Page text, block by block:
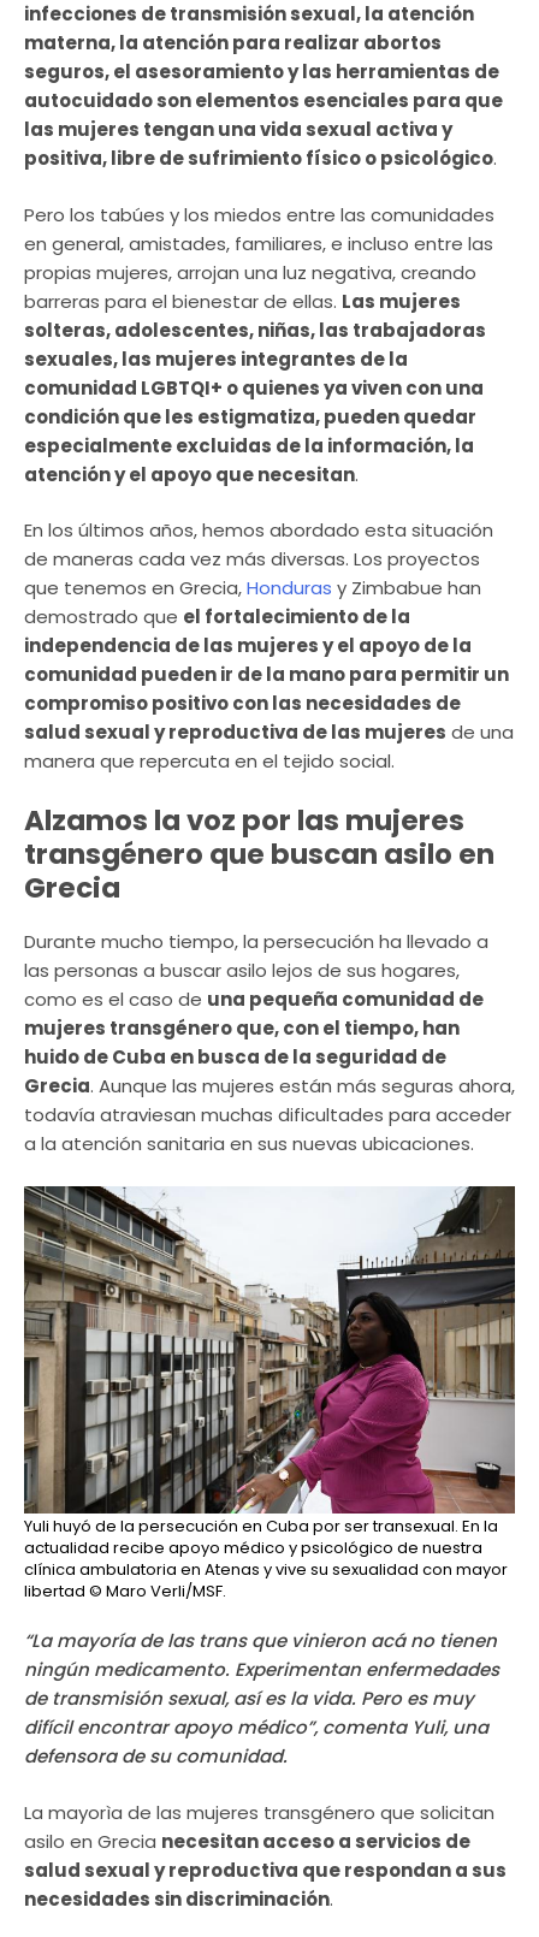
infecciones de transmisión sexual, la atención
materna, la atención para realizar abortos
seguros, el asesoramiento y las herramientas de
autocuidado son elementos esenciales para que
las mujeres tengan una vida sexual activa y
positiva, libre de sufrimiento físico o psicológico.
Pero los tabúes y los miedos entre las comunidades
en general, amistades, familiares, e incluso entre las
propias mujeres, arrojan una luz negativa, creando
barreras para el bienestar de ellas. Las mujeres
solteras, adolescentes, niñas, las trabajadoras
sexuales, las mujeres integrantes de la
comunidad LGBTQI+ o quienes ya viven con una
condición que les estigmatiza, pueden quedar
especialmente excluidas de la información, la
atención y el apoyo que necesitan.
En los últimos años, hemos abordado esta situación
de maneras cada vez más diversas. Los proyectos
que tenemos en Grecia,Honduras y Zimbabue han
demostrado que el fortalecimiento de la
independencia de las mujeres y el apoyo de la
comunidad pueden ir de la mano para permitir un
compromiso positivo con las necesidades de
salud sexual y reproductiva de las mujeres de una
manera que repercuta en el tejido social.
Alzamos la voz por las mujeres
transgénero que buscan asilo en
Grecia
Durante mucho tiempo, la persecución ha llevado a
las personas a buscar asilo lejos de sus hogares,
como es el caso de una pequeña comunidad de
mujeres transgénero que, con el tiempo, han
huido de Cuba en busca de la seguridad de
Grecia. Aunque las mujeres están más seguras ahora,
todavía atraviesan muchas dificultades para acceder
a la atención sanitaria en sus nuevas ubicaciones.
Yuli huyó de la persecución en Cuba por ser transexual. En la
actualidad recibe apoyo médico y psicológico de nuestra
clínica ambulatoria en Atenas y vive su sexualidad con mayor
libertad © Maro Verli/MSF.
“La mayoría de las trans que vinieron acá no tienen
ningún medicamento. Experimentan enfermedades
de transmisión sexual, así es la vida. Pero es muy
difícil encontrar apoyo médico”, comenta Yuli, una
defensora de su comunidad.
La mayorìa de las mujeres transgénero que solicitan
asilo en Grecia necesitan acceso a servicios de
salud sexual y reproductiva que respondan a sus
necesidades sin discriminación.